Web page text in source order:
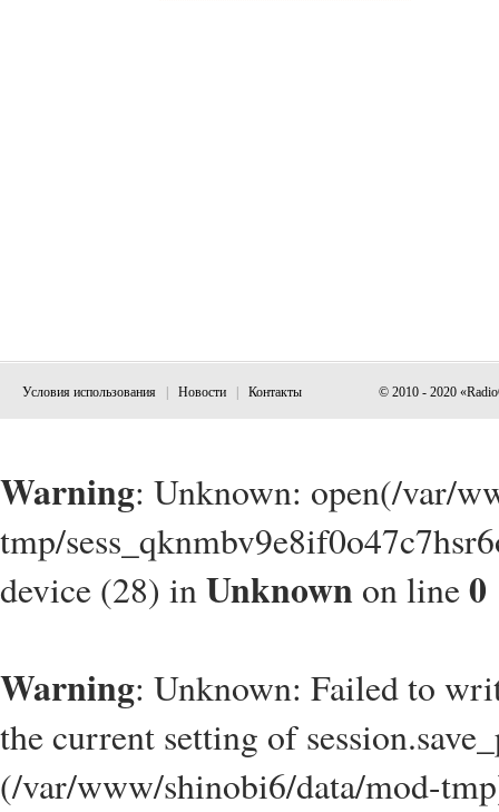
Условия использования Новости Контакты © 2010 - 2020
Warning: Unknown: open(/var/
tmp/
device (28) inUnknown on line0
Warning: Unknown: Failed to
the current setting of
(/var/www/shinobi6/data/mod-